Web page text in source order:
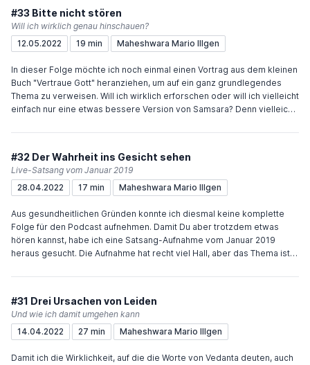
die wichtigste Methode des Advaita Vedanta. Viel Freude und
Inspiration wünscht Dir Maheshwara Wenn Du den Podcast
unterstützen möchtest, würde mich das sehr freuen. Sehr einfach geht
#33 Bitte nicht stören
Will ich wirklich genau hinschauen?
12.05.2022
19 min Maheshwara Mario Illgen
In dieser Folge möchte ich noch einmal einen Vortrag aus dem kleinen
Buch "Vertraue Gott" heranziehen, um auf ein ganz grundlegendes
Thema zu verweisen. Will ich wirklich erforschen oder will ich vielleicht
einfach nur eine etwas bessere Version von Samsara? Denn vielleicht
Freude und Inspiration wünscht Dir Maheshwara Wenn Du den
einfach geht das über "Buy me a coffee" oder meinen Paypal.me-
Account.
#32 Der Wahrheit ins Gesicht sehen
Live-Satsang vom Januar 2019
28.04.2022
17 min Maheshwara Mario Illgen
Aus gesundheitlichen Gründen konnte ich diesmal keine komplette
Folge für den Podcast aufnehmen. Damit Du aber trotzdem etwas
hören kannst, habe ich eine Satsang-Aufnahme vom Januar 2019
heraus gesucht. Die Aufnahme hat recht viel Hall, aber das Thema ist
anzuerkennen? Nur die letzte Aussage würde ich heute nicht mehr
bezeichnen. Viel Freude und Inspiration wünscht Dir Maheshwara
Wenn Du den Podcast unterstützen möchtest, würde mich das sehr
freuen. Sehr einfach geht das über "Buy me a coffee" oder meinen
#31 Drei Ursachen von Leiden
Und wie ich damit umgehen kann
14.04.2022
27 min Maheshwara Mario Illgen
Damit ich die Wirklichkeit, auf die die Worte von Vedanta deuten, auch